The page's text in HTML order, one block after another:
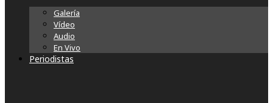
Galería
Vídeo
Audio
En Vivo
Periodistas